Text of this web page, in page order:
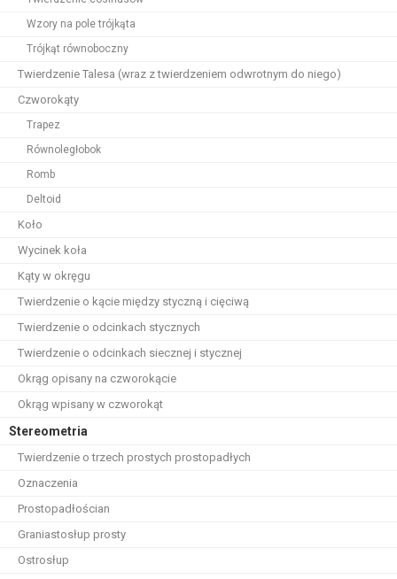
Wzory na pole trójkąta
Trójkąt równoboczny
Twierdzenie Talesa (wraz z twierdzeniem odwrotnym do niego)
Czworokąty
Trapez
Równoległobok
Romb
Deltoid
Koło
Wycinek koła
Kąty w okręgu
Twierdzenie o kącie między styczną i cięciwą
Twierdzenie o odcinkach stycznych
Twierdzenie o odcinkach siecznej i stycznej
Okrąg opisany na czworokącie
Okrąg wpisany w czworokąt
Stereometria
Twierdzenie o trzech prostych prostopadłych
Oznaczenia
Prostopadłościan
Graniastosłup prosty
Ostrosłup